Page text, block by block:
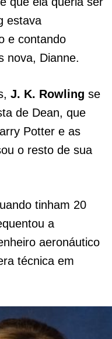
estava
e contando
nova, Dianne.
J. K. Rowling se
de Dean, que
Potter e as
o resto de sua
tinham 20
a
aeronáutico
técnica em